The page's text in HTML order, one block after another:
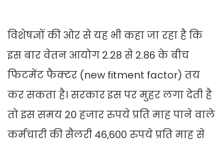
विशेषज्ञों की ओर से यह भी कहा जा रहा है कि
इस बार वेतन आयोग 2.28 से 2.86 के बीच
फिटमेंट फैक्टर (new fitment factor) तय
कर सकता है। सरकार इस पर मुहर लगा देती है
तो इस समय 20 हजार रुपये प्रति माह पाने वाले
कर्मचारी की सैलरी 46,600 रुपये प्रति माह से